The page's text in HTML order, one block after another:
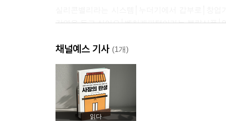
강연을 듣고 싶어요│벤처캐피털이라는 불량식품
2장 시리아 이민자 가족의 베이커리
과거를 잃은 사람이 새로운 땅에 뿌리 내리는 법
수피네에 오신 걸 환영합니다│이민자, 그들이
살고 있어요
채널예스 기사 (1개)
읽다